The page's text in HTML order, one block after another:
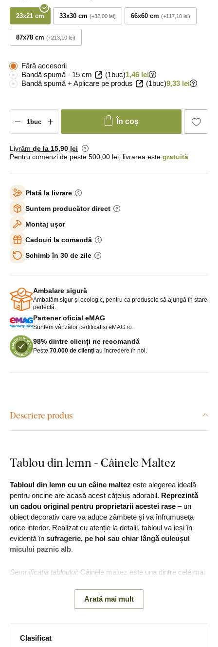
23x21 cm 33x30 cm +32,00 lei 66x60 cm +117,10 lei
87x78 cm +213,10 lei
Fără accesorii
Bandă spumă - 15 cm
(1buc)1,46 lei
Bandă spumă + Aplicare pe produs
(1buc)9,33 lei
În coș
Livrăm de la 15,90 lei
Pentru comenzi de peste 500,00 lei, livrarea este gratuită
Plată la livrare
Suntem producător direct
Montaj ușor
Cadouri la comandă
Schimb în 30 de zile
Ambalare sigură
Ambalăm sigur și ecologic, pentru ca produsele să ajungă în stare
perfectă.
Partener oficial eMAG
Suntem vânzător certificat și eMAG.ro.
98% dintre clienți ne recomandă
Peste 70.000 de clienți au încredere în noi.
Descriere produs
Tablou din lemn - Câinele Maltez
Tabloul din lemn cu un câine maltez este alegerea ideală
pentru oricine are acasă acest cățeluș adorabil. Reprezintă
un cadou original pentru proprietarii acestei rase – un
obiect decorativ care va aduce zâmbete și va înfrumuseța
orice interior. Realizat cu atenție la detalii, tabloul va ieși în
evidență în sufragerie, pe hol sau chiar lângă culcușul
micului paznic alb.
Semnificația tabloului: Câinele maltez este una dintre cele mai
Arată mai mult
Clasificat